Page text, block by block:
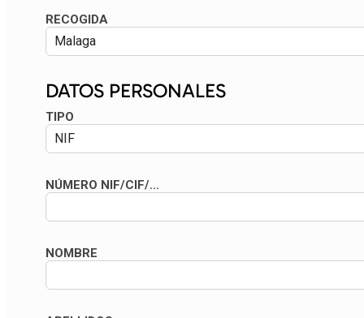
RECOGIDA
DATOS PERSONALES
TIPO
NÚMERO NIF/CIF/...
NOMBRE